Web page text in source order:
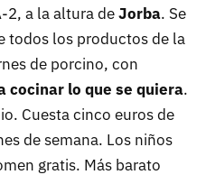
2, a la altura deJorba. Se
todos los productos de la
de porcino, con
cocinar lo que se quiera.
Cuesta cinco euros de
de semana. Los niños
gratis. Más barato